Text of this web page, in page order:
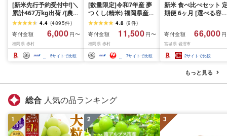
[新米先行予約受付中!]＼
累計467万kg出荷 /[農家
応援米]訳あり 令和7年産
令和8年産ふくきらり 夢
つくし 5kg 10kg 15kg
20kg [選べる品種・内容
量・出荷時期]複数原料
米 白米 精米 国産 限定
グ
4.4 (4895件)
寄付金額
6,000 円〜
福岡県 赤村
5サイトで比較
[数量限定]令和7年産 夢
つくし(精米) 福岡県産ブ
ランド米 10kg (品
番:3X11R7)
4.8 (9件)
寄付金額
11,500 円〜
福岡県 赤村
7サイトで比較
新米 食べ比べセット
期便 6ヶ月 [選べる容
ん つきあかり つや姫
じのきらめき だて正夢
ひとめぼれ ササニシキ
セット 銘柄米 味比べ
リエーション お楽しみ
食味 毎日の食卓 毎月
わる 色々試せる 志賀
米 岩沼産米
寄付金額 66,000
宮城県 岩沼市
2サイトで比較
もっと見る
総合 人気の品ランキング
1 2 3